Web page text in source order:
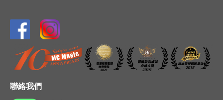
聯絡我們